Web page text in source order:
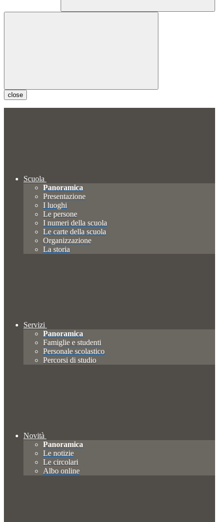
close
Scuola
Panoramica
Presentazione
I luoghi
Le persone
I numeri della scuola
Le carte della scuola
Organizzazione
La storia
Servizi
Panoramica
Famiglie e studenti
Personale scolastico
Percorsi di studio
Novità
Panoramica
Le notizie
Le circolari
Albo online